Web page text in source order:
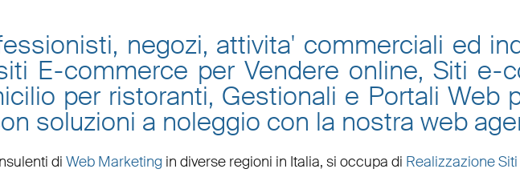
negozi, attivita' commerciali ed
E-commerce per Vendere online, Siti e-
per ristoranti, Gestionali e Portali Web
soluzioni a noleggio con la nostra web
di Web Marketing in diverse regioni in Italia, si occupa di Realizzazione